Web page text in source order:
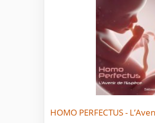
HOMO PERFECTUS -